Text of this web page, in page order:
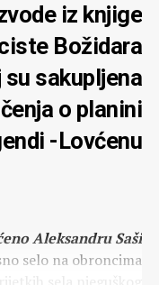
iz knjige
Božidara
sakupljena
o planini
-Lovćenu
Aleksandru Saši
selo na obroncima